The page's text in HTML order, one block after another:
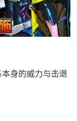
身的威力与击退